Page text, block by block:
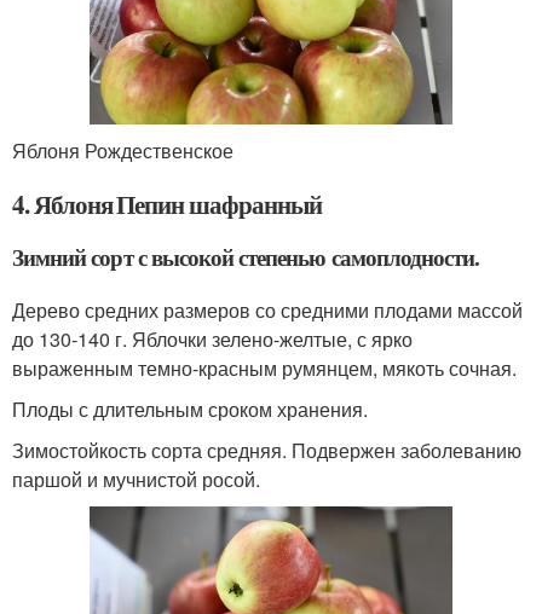
Яблоня Рождественское
4. Яблоня Пепин шафранный
Зимний сорт с высокой степенью самоплодности.
Дерево средних размеров со средними плодами массой
до 130-140 г. Яблочки зелено-желтые, с ярко
выраженным темно-красным румянцем, мякоть сочная.
Плоды с длительным сроком хранения.
Зимостойкость сорта средняя. Подвержен заболеванию
паршой и мучнистой росой.